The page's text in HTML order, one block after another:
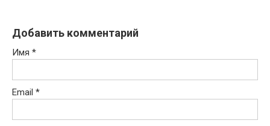
Добавить комментарий
Имя *
Email *